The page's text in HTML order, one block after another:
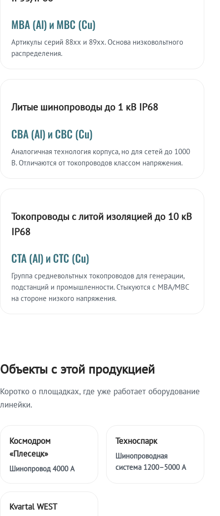
МВА (Al) и МВС (Cu)
Артикулы серий 88xx и 89xx. Основа низковольтного
распределения.
Литые шинопроводы до 1 кВ IP68
СВА (Al) и СВС (Cu)
Аналогичная технология корпуса, но для сетей до 1000
В. Отличаются от токопроводов классом напряжения.
Токопроводы с литой изоляцией до 10 кВ
IP68
СТА (Al) и СТС (Cu)
Группа средневольтных токопроводов для генерации,
подстанций и промышленности. Стыкуются с МВА/МВС
на стороне низкого напряжения.
Объекты с этой продукцией
Коротко о площадках, где уже работает оборудование
линейки.
Космодром
«Плесецк»
Шинопровод 4000 А
Техноспарк
Шинопроводная
система 1200–5000 А
Kvartal WEST